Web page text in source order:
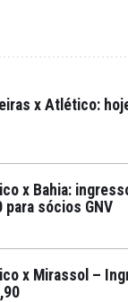
x Atlético:
x Bahia:
para sócios GNV
x Mirassol –